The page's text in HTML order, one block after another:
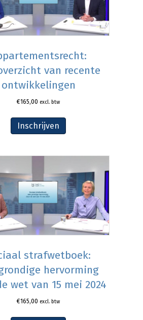
van recente
ontwikkelingen
€165,00 excl. btw
Inschrijven
strafwetboek:
hervorming
wet van 15 mei 2024
€165,00 excl. btw